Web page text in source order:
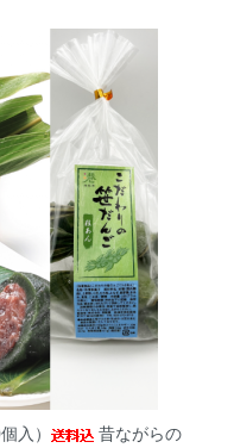
入）
昔ながらの